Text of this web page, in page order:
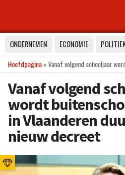
ONDERNEMEN ECONOMIE
Hoofdpagina»Vanaf volgend schooljaar
Vanaf volgend
wordt
in Vlaanderen
nieuw decreet